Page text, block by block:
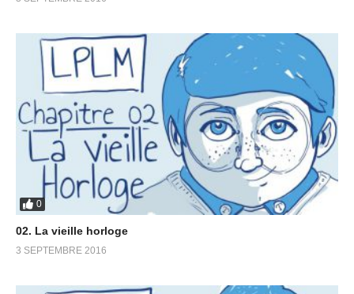
0
02. La vieille horloge
3 SEPTEMBRE 2016